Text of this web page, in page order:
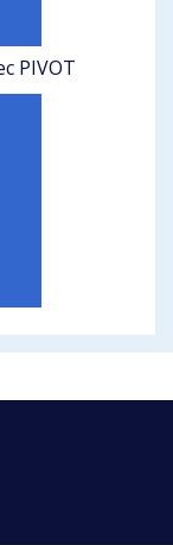
PIVOT